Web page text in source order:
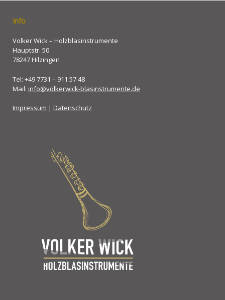
Info
Volker Wick – Holzblasinstrumente
Hauptstr. 50
78247 Hilzingen
Tel: +49 7731 – 911 57 48
Mail: info@volkerwick-blasinstrumente.de
Impressum | Datenschutz